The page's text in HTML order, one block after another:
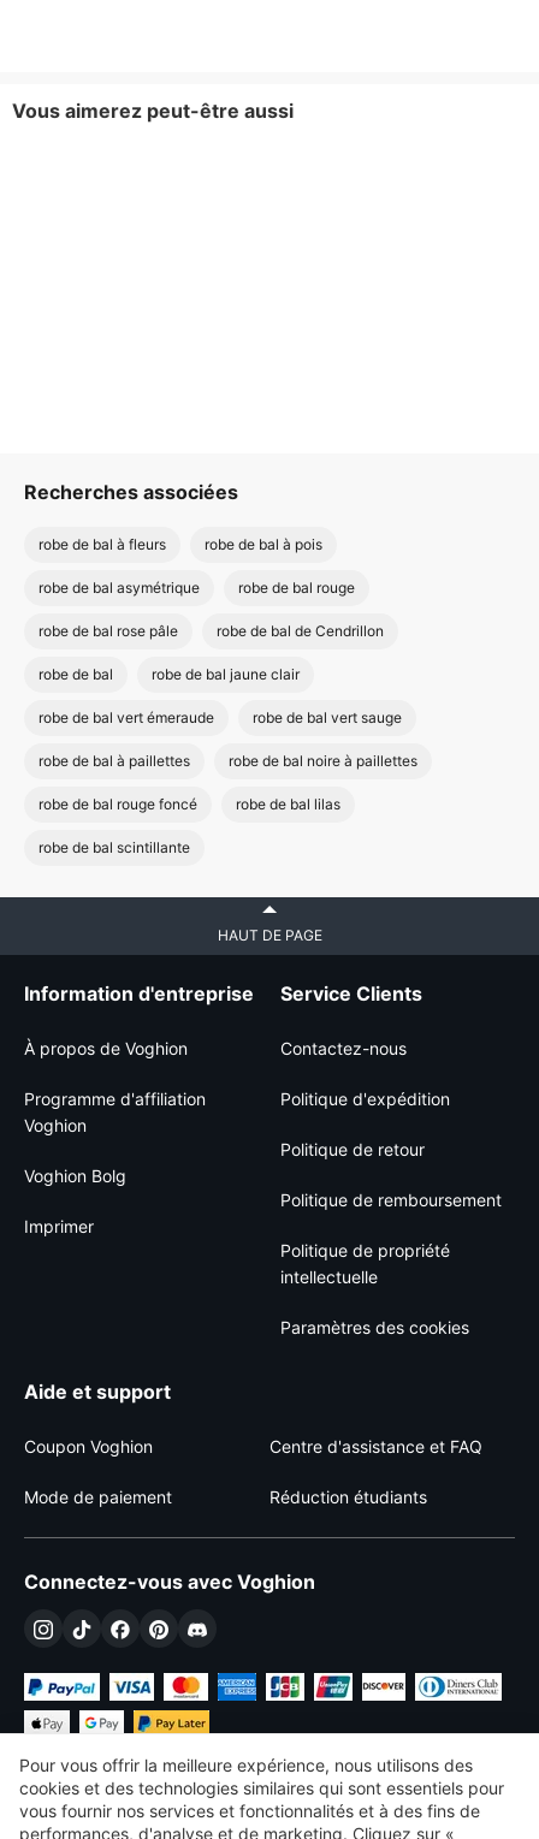
Vous aimerez peut-être aussi
Recherches associées
robe de bal à fleurs robe de bal à pois
robe de bal asymétrique robe de bal rouge
robe de bal rose pâle robe de bal de Cendrillon
robe de bal robe de bal jaune clair
robe de bal vert émeraude robe de bal vert sauge
robe de bal à paillettes robe de bal noire à paillettes
robe de bal rouge foncé robe de bal lilas
robe de bal scintillante
HAUT DE PAGE
Information d'entreprise
À propos de Voghion
Programme d'affiliation
Voghion
Voghion Bolg
Imprimer
Service Clients
Contactez-nous
Politique d'expédition
Politique de retour
Politique de remboursement
Politique de propriété
intellectuelle
Paramètres des cookies
Aide et support
Coupon Voghion Centre d'assistance et FAQ
Mode de paiement Réduction étudiants
Connectez-vous avec Voghion
Pour vous offrir la meilleure expérience, nous utilisons des
cookies et des technologies similaires qui sont essentiels pour
vous fournir nos services et fonctionnalités et à des fins de
performances, d'analyse et de marketing. Cliquez sur «